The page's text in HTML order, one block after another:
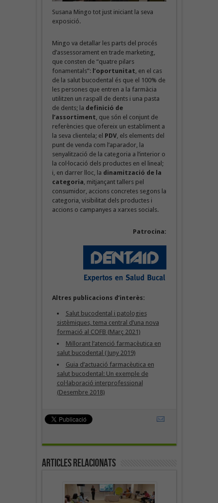
Susana Mingo tot just iniciant la seva
exposició.
Mingo va detallar les parts del procés
d’assessorament en trade marketing,
que consten de “quatre pilars
fonamentals”: l’oportunitat , en el cas
de la salut bucodental és que el 100% de
les persones que entren a la farmàcia
utilitzen un raspall de dents i una pasta
de dents; la definició de
l’assortiment , que són el conjunt de
referències que ofereix un establiment a
la seva clientela; el PDV, els elements del
punt de venda com l’aparador, la
senyalització de la categoria a l’interior o
la col·locació dels productes en el lineal;
i, en darrer lloc, la dinamització de la
categoria , mitjançant tallers pel
consumidor, accions concretes segons la
categoria, visibilitat dels productes i
accions o campanyes a xarxes socials.
Patrocina:
Altres publicacions d’interès:
Salut bucodental i patologies
sistèmiques, tema central d’una nova
formació al COFB (Març 2021)
Millorant l’atenció farmacèutica en
salut bucodental (Juny 2019)
Guia d’actuació farmacèutica en
salut bucodental: Un exemple de
col·laboració interprofessional
(Desembre 2018)
Articles Relacionats